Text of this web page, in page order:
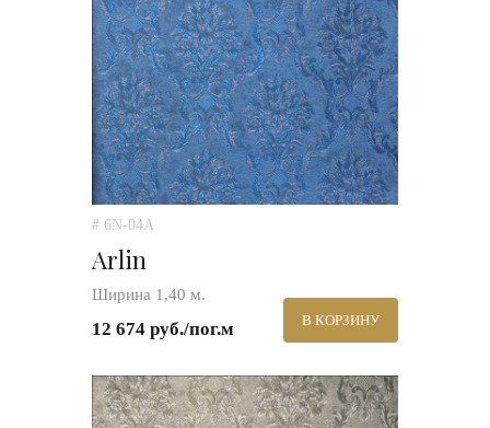
# 6N-04A
Arlin
Ширина 1,40 м.
12 674 руб./пог.м В КОРЗИНУ